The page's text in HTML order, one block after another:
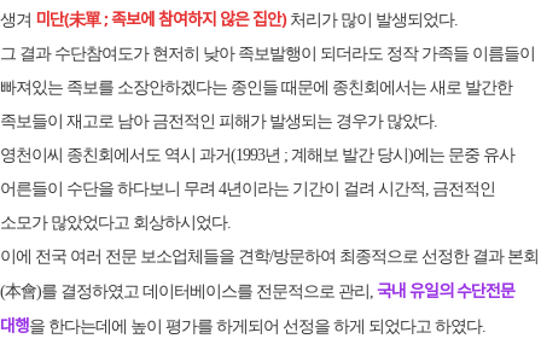
생겨 미단(未單 ; 족보에 참여하지 않은 집안)처리가 많이 발생되었다.
그 결과 수단참여도가 현저히 낮아 족보발행이 되더라도 정작 가족들 이름들이
빠져있는 족보를 소장안하겠다는 종인들 때문에 종친회에서는 새로 발간한
족보들이 재고로 남아 금전적인 피해가 발생되는 경우가 많았다.
영천이씨 종친회에서도 역시 과거(1993년 ; 계해보 발간 당시)에는 문중 유사
어른들이 수단을 하다보니 무려 4년이라는 기간이 걸려 시간적, 금전적인
소모가 많았었다고 회상하시었다.
이에 전국 여러 전문 보소업체들을 견학/방문하여 최종적으로 선정한 결과 본회
(本會)를 결정하였고 데이터베이스를 전문적으로 관리, 국내 유일의 수단전문
대행을 한다는데에 높이 평가를 하게되어 선정을 하게 되었다고 하였다.